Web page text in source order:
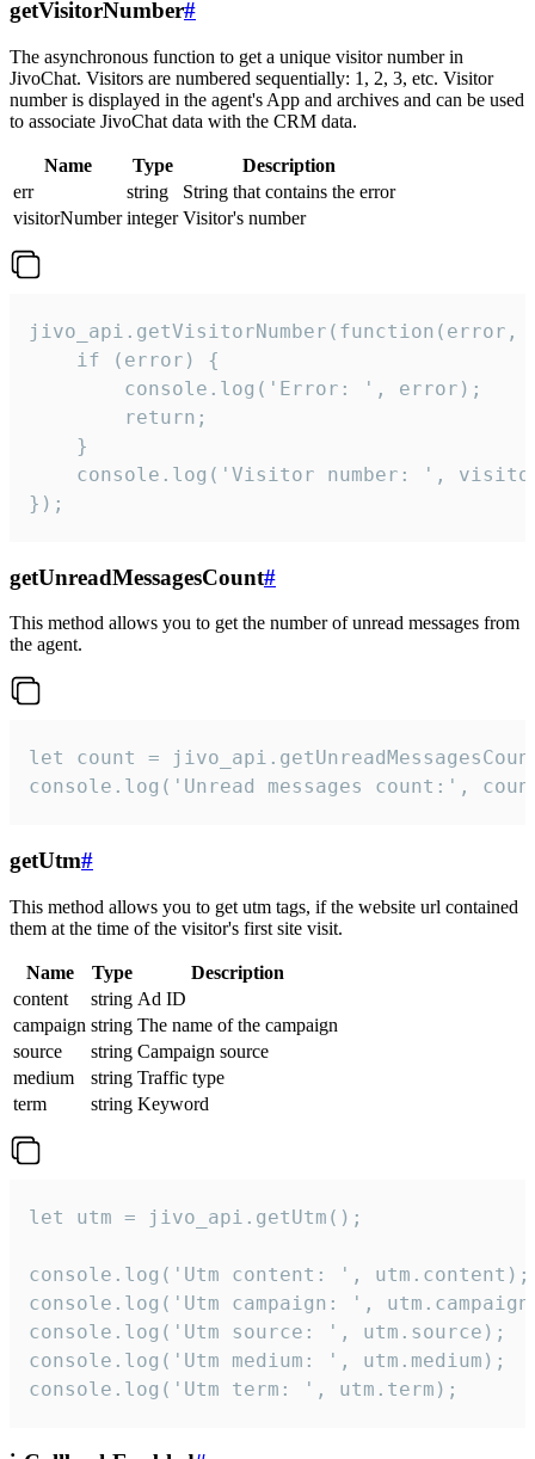
getVisitorNumber#
The asynchronous function to get a unique visitor number in
JivoChat. Visitors are numbered sequentially: 1, 2, 3, etc. Visitor
number is displayed in the agent's App and archives and can be used
to associate JivoChat data with the CRM data.
Name Type
Description
err
string
String that contains the error
visitorNumber integer Visitor's number
jivo_api.getVisitorNumber(function(error,
    if (error) {
        console.log('Error: ', error);
        return;
    }
console.log('Visitor number: ',
});
getUnreadMessagesCount#
This method allows you to get the number of unread messages from
the agent.
let count =
console.log('Unread messages count:',
getUtm#
This method allows you to get utm tags, if the website url contained
them at the time of the visitor's first site visit.
Name Type
Description
content
string Ad ID
campaign string The name of the campaign
source
string Campaign source
medium
string Traffic type
term
string Keyword
let utm = jivo_api.getUtm();
console.log('Utm content: ', utm.content);
console.log('Utm campaign: ',
console.log('Utm source: ', utm.source);
console.log('Utm medium: ', utm.medium);
console.log('Utm term: ', utm.term);